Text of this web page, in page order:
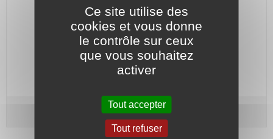
Embouts et porte-douille magnétique 1/4".
Code article :981485
Jeu de 21 Embouts pour visseuse
Ce site utilise des
cookies et vous donne
le contrôle sur ceux
que vous souhaitez
activer
Tout accepter
Tout refuser